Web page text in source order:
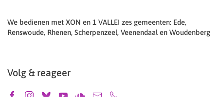
We bedienen met XON en 1 VALLEI zes gemeenten: Ede,
Renswoude, Rhenen, Scherpenzeel, Veenendaal en Woudenberg
Volg & reageer